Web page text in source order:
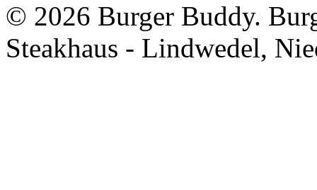
© 2026 Burger Buddy.
Steakhaus - Lindwedel,